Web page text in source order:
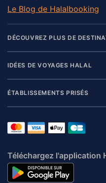
Le Blog de Halalbooking
DÉCOUVREZ PLUS DE
IDÉES DE VOYAGES HALAL
ÉTABLISSEMENTS PRISÉS
Téléchargez l'application